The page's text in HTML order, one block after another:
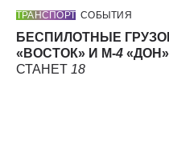
ТРАНСПОРТ СОБЫТИЯ
БЕСПИЛОТНЫЕ
«ВОСТОК» И М-4 «ДОН»
СТАНЕТ 18